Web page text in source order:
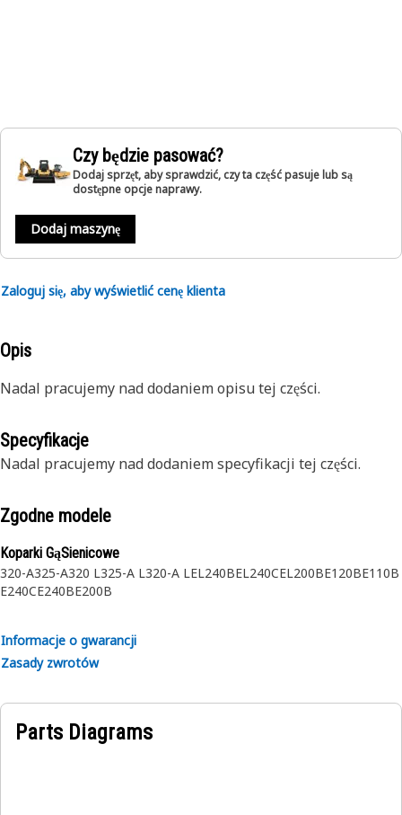
Czy będzie pasować?
Dodaj sprzęt, aby sprawdzić, czy ta część pasuje lub są
dostępne opcje naprawy.
Dodaj maszynę
Zaloguj się, aby wyświetlić cenę klienta
Opis
Nadal pracujemy nad dodaniem opisu tej części.
Specyfikacje
Nadal pracujemy nad dodaniem specyfikacji tej części.
Zgodne modele
Koparki GąSienicowe
320-A325-A320 L325-A L320-A LEL240BEL240CEL200BE120BE110B
E240CE240BE200B
Informacje o gwarancji
Zasady zwrotów
Parts Diagrams